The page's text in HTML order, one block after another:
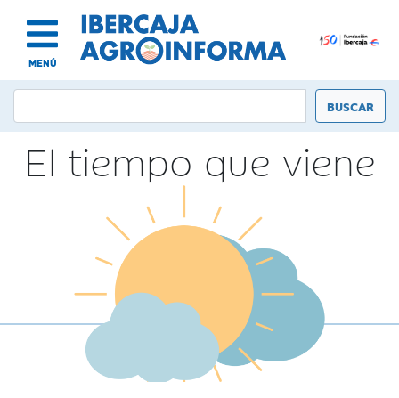
MENÚ
El tiempo que viene